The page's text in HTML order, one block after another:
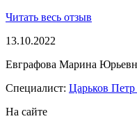
Читать весь отзыв
13.10.2022
Евграфова Марина
Специалист: Царьков
На сайте